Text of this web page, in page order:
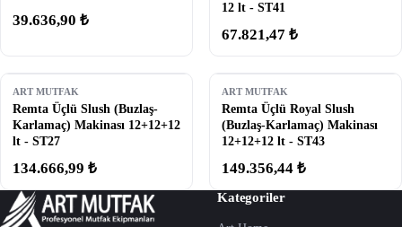
39.636,90 ₺
12 lt - ST41
67.821,47 ₺
ART MUTFAK
Remta Üçlü Slush (Buzlaş-
Karlamaç) Makinası 12+12+12
lt - ST27
134.666,99 ₺
ART MUTFAK
Remta Üçlü Royal Slush
(Buzlaş-Karlamaç) Makinası
12+12+12 lt - ST43
149.356,44 ₺
Kategoriler